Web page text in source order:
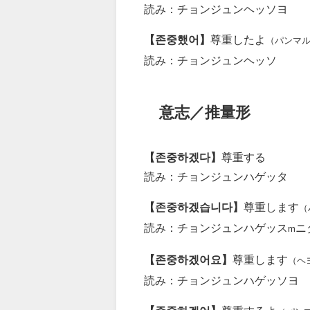
読み：チョンジュンヘッソヨ
【존중했어】 尊重したよ （パンマル
読み：チョンジュンヘッソ
意志／推量形
【존중하겠다】 尊重する
読み：チョンジュンハゲッタ
【존중하겠습니다】 尊重します
読み：チョンジュンハゲッス m ニ
【존중하겠어요】 尊重します （ヘ
読み：チョンジュンハゲッソヨ